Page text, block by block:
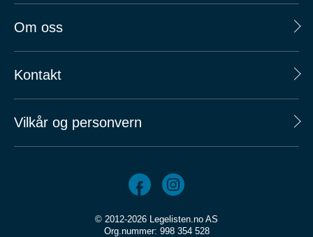
Om oss
Kontakt
Vilkår og personvern
© 2012-2026 Legelisten.no AS
Org.nummer: 998 354 528